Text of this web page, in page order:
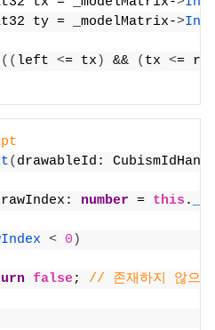
ty = _modelMatrix-
>
(( left <= tx ) && ( tx <=
( drawableId:
number = this .
< 0 )
false; // 존재하지 않으